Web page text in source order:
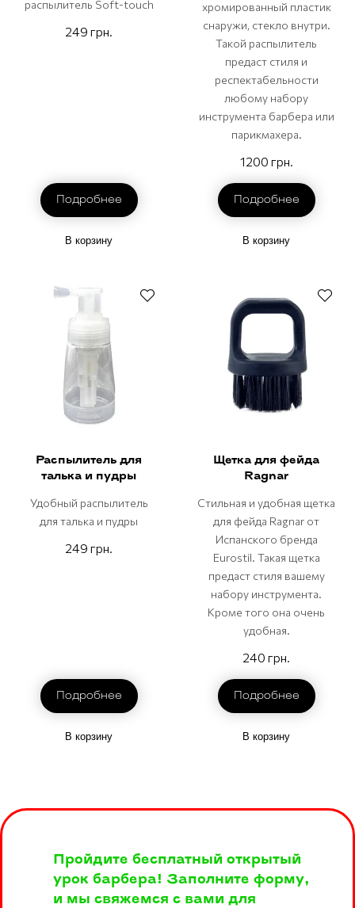
распылитель Soft-touch
249 грн.
Подробнее
В корзину
хромированный пластик
снаружи, стекло внутри.
Такой распылитель
предаст стиля и
респектабельности
любому набору
инструмента барбера или
парикмахера.
1200 грн.
Подробнее
В корзину
Распылитель для
талька и пудры
Удобный распылитель
для талька и пудры
249 грн.
Подробнее
В корзину
Щетка для фейда
Ragnar
Стильная и удобная щетка
для фейда Ragnar от
Испанского бренда
Eurostil. Такая щетка
предаст стиля вашему
набору инструмента.
Кроме того она очень
удобная.
240 грн.
Подробнее
В корзину
Пройдите бесплатный открытый
урок барбера! Заполните форму,
и мы свяжемся с вами для